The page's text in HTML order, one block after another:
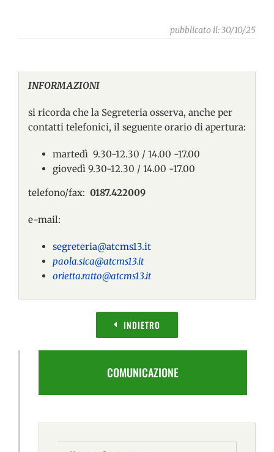
pubblicato il: 30/10/25
INFORMAZIONI
si ricorda che la Segreteria osserva, anche per
contatti telefonici, il seguente orario di apertura:
martedì 9.30-12.30 / 14.00 -17.00
giovedì 9.30-12.30 / 14.00 -17.00
telefono/fax: 0187.422009
e-mail:
segreteria@atcms13.it
paola.sica@atcms13.it
orietta.ratto@atcms13.it
INDIETRO
COMUNICAZIONE